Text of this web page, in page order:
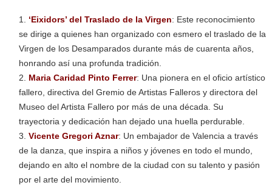
‘Eixidors’ del Traslado de la Virgen: Este reconocimiento
se dirige a quienes han organizado con esmero el traslado de la
Virgen de los Desamparados durante más de cuarenta años,
honrando así una profunda tradición.
Maria Caridad Pinto Ferrer: Una pionera en el oficio artístico
fallero, directiva del Gremio de Artistas Falleros y directora del
Museo del Artista Fallero por más de una década. Su
trayectoria y dedicación han dejado una huella perdurable.
Vicente Gregori Aznar: Un embajador de Valencia a través
de la danza, que inspira a niños y jóvenes en todo el mundo,
dejando en alto el nombre de la ciudad con su talento y pasión
por el arte del movimiento.